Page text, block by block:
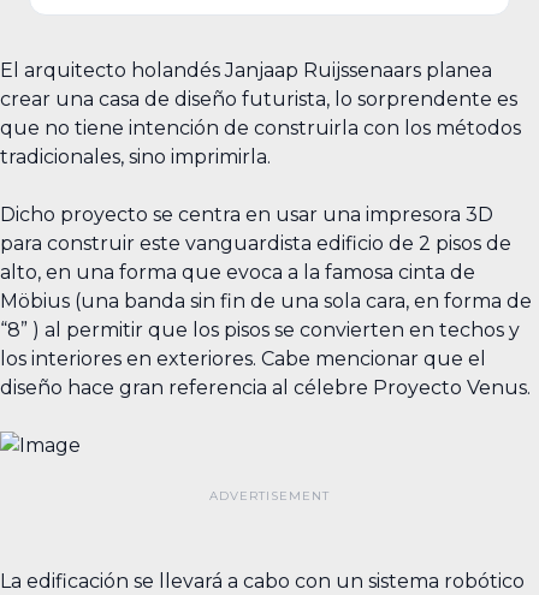
El arquitecto holandés Janjaap Ruijssenaars planea
crear una casa de diseño futurista, lo sorprendente es
que no tiene intención de construirla con los métodos
tradicionales, sino imprimirla.
Dicho proyecto se centra en usar una impresora 3D
para construir este vanguardista edificio de 2 pisos de
alto, en una forma que evoca a la famosa cinta de
Möbius (una banda sin fin de una sola cara, en forma de
“8” ) al permitir que los pisos se convierten en techos y
los interiores en exteriores. Cabe mencionar que el
diseño hace gran referencia al célebre Proyecto Venus.
La edificación se llevará a cabo con un sistema robótico